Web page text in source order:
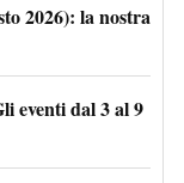
2026): la nostra
eventi dal 3 al 9